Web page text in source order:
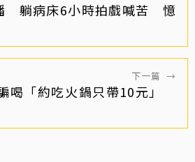
躺病床6小時拍戲喊苦 憶
下一篇 →
喝「約吃火鍋只帶10元」